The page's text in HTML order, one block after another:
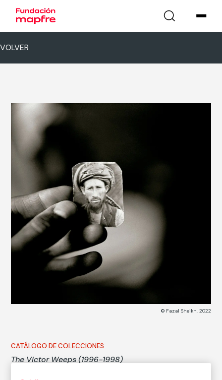
VOLVER
© Fazal Sheikh, 2022
CATÁLOGO DE COLECCIONES
The Victor Weeps (1996-1998)